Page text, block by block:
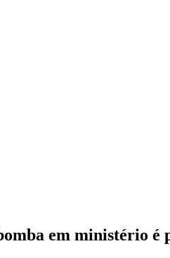
em ministério é